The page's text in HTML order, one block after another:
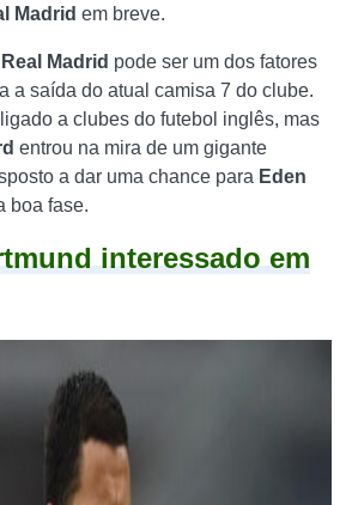
Madrid em breve.
Real Madrid pode ser um dos fatores
a saída do atual camisa 7 do clube.
a clubes do futebol inglês, mas
entrou na mira de um gigante
a dar uma chance para Eden
boa fase.
interessado em